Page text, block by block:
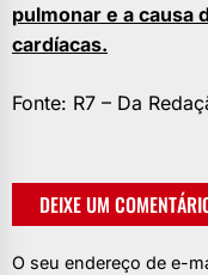
pulmonar e a causa
cardíacas.
Fonte: R7 – Da
DEIXE UM
O seu endereço de e-